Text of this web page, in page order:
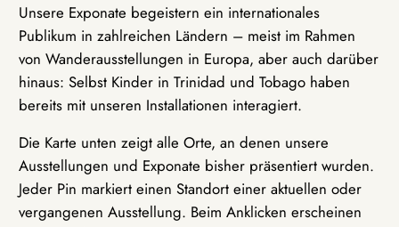
Unsere Exponate begeistern ein internationales
Publikum in zahlreichen Ländern – meist im Rahmen
von Wanderausstellungen in Europa, aber auch darüber
hinaus: Selbst Kinder in Trinidad und Tobago haben
bereits mit unseren Installationen interagiert.
Die Karte unten zeigt alle Orte, an denen unsere
Ausstellungen und Exponate bisher präsentiert wurden.
Jeder Pin markiert einen Standort einer aktuellen oder
vergangenen Ausstellung. Beim Anklicken erscheinen